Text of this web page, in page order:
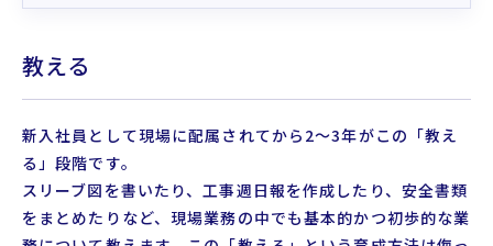
教える
新入社員として現場に配属されてから2～3年がこの「教え
る」段階です。
スリーブ図を書いたり、工事週日報を作成したり、安全書類
をまとめたりなど、現場業務の中でも基本的かつ初歩的な業